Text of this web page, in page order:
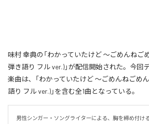
味村 幸典の「わかっていたけど ～ごめんねご
弾き語り フル ver.)」が配信開始された。今回
楽曲は、「わかっていたけど ～ごめんねごめ
語り フル ver.)」を含む全1曲となっている。
男性シンガー・ソングライターによる、胸を締め付け